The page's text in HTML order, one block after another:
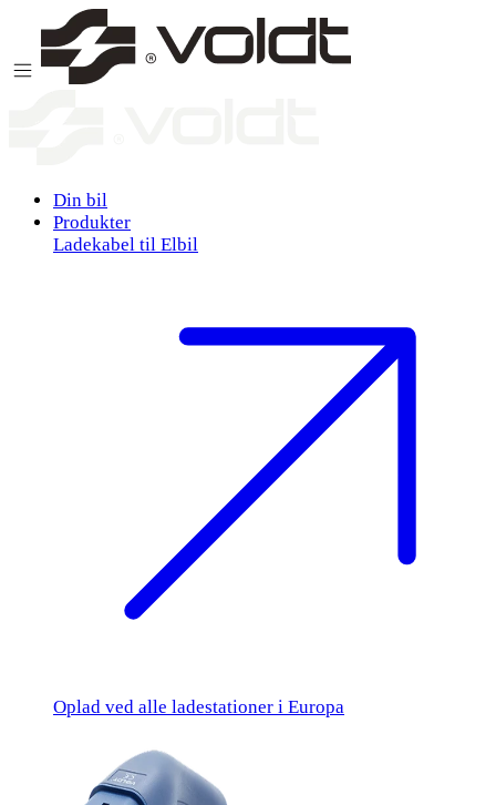
Gå til indhold
Din bil
Produkter
Ladekabel til Elbil
Oplad ved alle ladestationer i Europa